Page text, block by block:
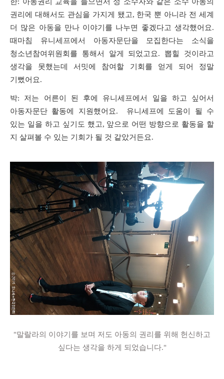
권리에 대해서도 관심을 가지게 됐고, 한국 뿐 아니라 전 세계
더 많은 아동을 만나 이야기를 나누면 좋겠다고 생각했어요.
때마침 유니세프에서 아동자문단을 모집한다는 소식을
청소년참여위원회를 통해서 알게 되었고요. 뽑힐 것이라고
생각을 못했는데 서밋에 참여할 기회를 얻게 되어 정말
기뻤어요.
박: 저는 어른이 된 후에 유니세프에서 일을 하고 싶어서
아동자문단 활동에 지원했어요. 유니세프에 도움이 될 수
있는 일을 하고 싶기도 했고, 앞으로 어떤 방향으로 활동을 할
지 살펴볼 수 있는 기회가 될 것 같았거든요.
"말랄라의 이야기를 보며 저도 아동의 권리를 위해 헌신하고
싶다는 생각을 하게 되었습니다."